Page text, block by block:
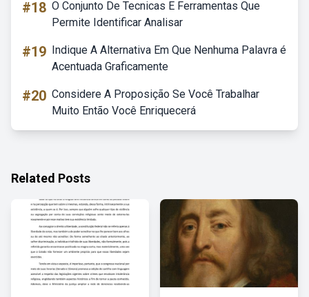
#18 O Conjunto De Tecnicas E Ferramentas Que
Permite Identificar Analisar
#19 Indique A Alternativa Em Que Nenhuma Palavra é
Acentuada Graficamente
#20 Considere A Proposição Se Você Trabalhar
Muito Então Você Enriquecerá
Related Posts